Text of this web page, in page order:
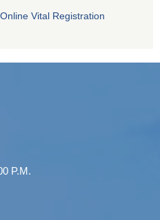
Online Vital Registration
P.M.